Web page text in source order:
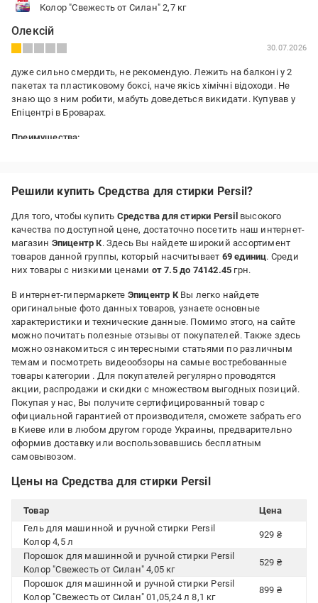
Колор "Свежесть от Силан" 2,7 кг
Олексій
30.07.2026
дуже сильно смердить, не рекомендую. Лежить на балконі у 2
пакетах та пластиковому боксі, наче якісь хімічні відоходи. Не
знаю що з ним робити, мабуть доведеться викидати. Купував у
Епіцентрі в Броварах.
Преимущества:
сморід, аж до головного болю
Решили купить Средства для стирки Persil?
Для того, чтобы купить Средства для стирки Persil высокого
качества по доступной цене, достаточно посетить наш интернет-
магазин Эпицентр К. Здесь Вы найдете широкий ассортимент
товаров данной группы, который насчитывает 69 единиц. Среди
них товары с низкими ценами от 7.5 до 74142.45 грн.
В интернет-гипермаркете Эпицентр КВы легко найдете
оригинальные фото данных товаров, узнаете основные
характеристики и технические данные. Помимо этого, на сайте
можно почитать полезные отзывы от покупателей. Также здесь
можно ознакомиться с интересными статьями по различным
темам и посмотреть видеообзоры на самые востребованные
товары категории . Для покупателей регулярно проводятся
акции, распродажи и скидки с множеством выгодных позиций.
Покупая у нас, Вы получите сертифицированный товар с
официальной гарантией от производителя, сможете забрать его
в Киеве или в любом другом городе Украины, предварительно
оформив доставку или воспользовавшись бесплатным
самовывозом.
Цены на Средства для стирки Persil
Товар
Цена
Гель для машинной и ручной стирки Persil
Колор 4,5 л
929 ₴
Порошок для машинной и ручной стирки Persil
Колор "Свежесть от Силан" 4,05 кг
529 ₴
Порошок для машинной и ручной стирки Persil
Колор "Свежесть от Силан" 01,05,24 л 8,1 кг
899 ₴